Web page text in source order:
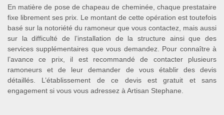
En matière de pose de chapeau de cheminée, chaque prestataire
fixe librement ses prix. Le montant de cette opération est toutefois
basé sur la notoriété du ramoneur que vous contactez, mais aussi
sur la difficulté de l’installation de la structure ainsi que des
services supplémentaires que vous demandez. Pour connaître à
l’avance ce prix, il est recommandé de contacter plusieurs
ramoneurs et de leur demander de vous établir des devis
détaillés. L’établissement de ce devis est gratuit et sans
engagement si vous vous adressez à Artisan Stephane.